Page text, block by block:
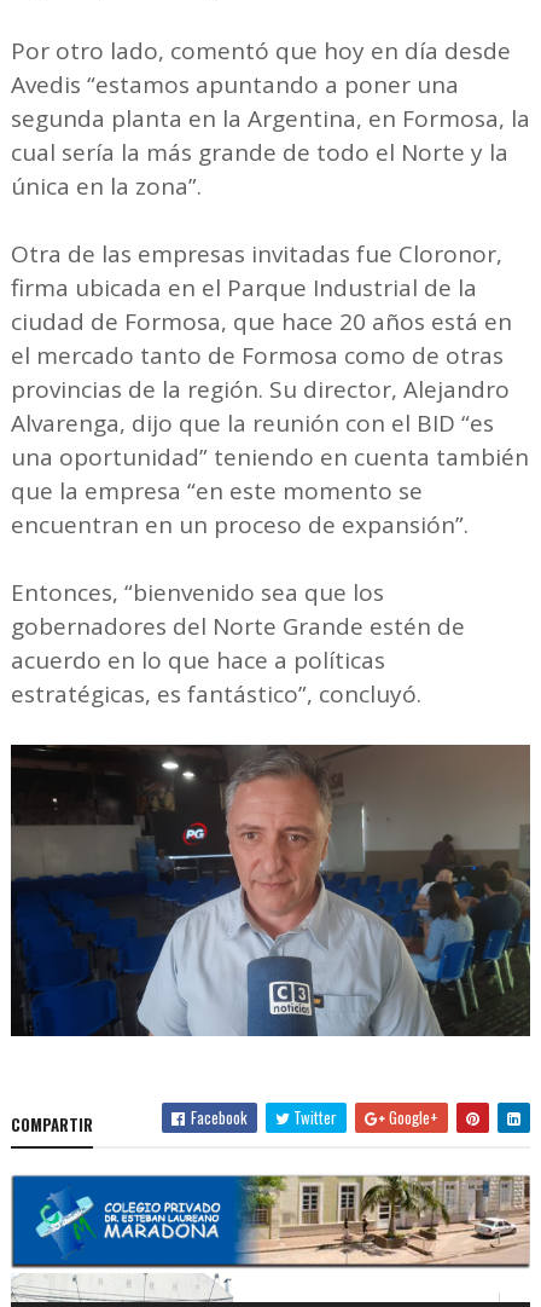
Por otro lado, comentó que hoy en día desde
Avedis “estamos apuntando a poner una
segunda planta en la Argentina, en Formosa, la
cual sería la más grande de todo el Norte y la
única en la zona”.
Otra de las empresas invitadas fue Cloronor,
firma ubicada en el Parque Industrial de la
ciudad de Formosa, que hace 20 años está en
el mercado tanto de Formosa como de otras
provincias de la región. Su director, Alejandro
Alvarenga, dijo que la reunión con el BID “es
una oportunidad” teniendo en cuenta también
que la empresa “en este momento se
encuentran en un proceso de expansión”.
Entonces, “bienvenido sea que los
gobernadores del Norte Grande estén de
acuerdo en lo que hace a políticas
estratégicas, es fantástico”, concluyó.
COMPARTIR Facebook Twitter Google+